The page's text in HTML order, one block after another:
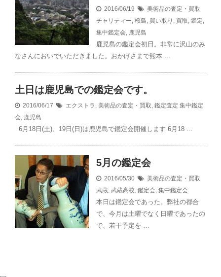
2016/06/19
美術品の査定・買取
チャリティー, 桜島, 買い取り , 買取, 鑑定,
集中鑑定会, 鹿児島
鹿児島の鑑定会初日。非常に沢山のみ
なさんにおいでいただきました。おかげさまで熊本 …
土日は鹿児島での鑑定会です。
2016/06/17 エクストラ , 美術品の査定・買取, 鑑定査定 集中鑑定
会, 鹿児島
6月18日(土)、19日(日)は鹿児島で鑑定会開催します 6月18 …
5月の鑑定会
2016/05/30
美術品の査定・買取
武蔵, 武蔵高校, 鑑定会, 集中鑑定会
本日は鑑定会であった。弊社の都合
で、今月は土曜でなく日曜であったの
で、若干予定を …